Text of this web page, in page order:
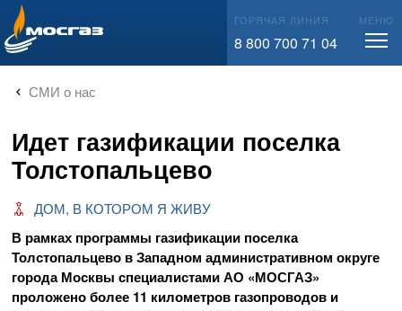
info@mos-gaz.ru ГОРЯЧАЯ ЛИНИЯ
8 800 700 71 04
МЕНЮ
СМИ о нас
Идет газификации поселка
Толстопальцево
ДОМ, В КОТОРОМ Я ЖИВУ
В рамках программы газификации поселка
Толстопальцево в Западном административном округе
города Москвы специалистами АО «МОСГАЗ»
проложено более 11 километров газопроводов и